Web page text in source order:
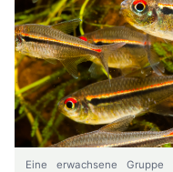
Eine erwachsene Gruppe